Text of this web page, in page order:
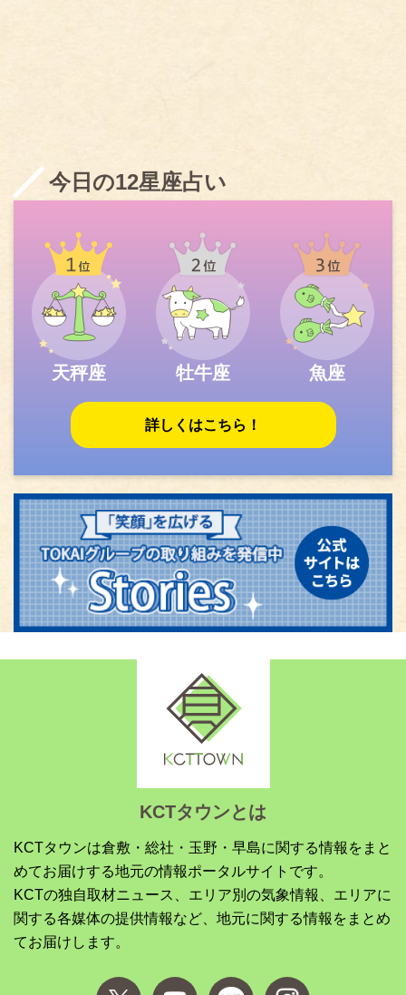
今日の12星座占い
天秤座 牡牛座 魚座
詳しくはこちら！
KCTタウンとは
KCTタウンは倉敷・総社・玉野・早島に関する情報をまと
めてお届けする地元の情報ポータルサイトです。
KCTの独自取材ニュース、エリア別の気象情報、エリアに
関する各媒体の提供情報など、地元に関する情報をまとめ
てお届けします。